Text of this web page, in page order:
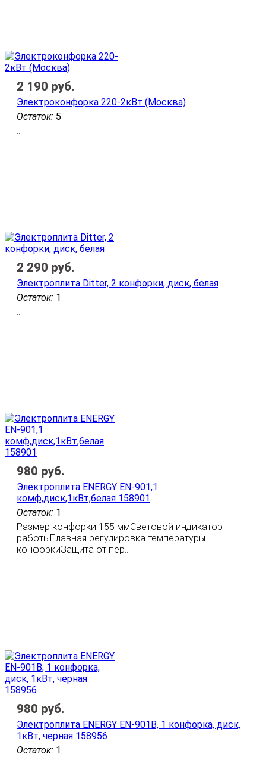
Остаток: 5
Электроконфорка 220-2кВт (Москва)
..
2 190 руб.
Остаток: 1
Электроплита Ditter, 2 конфорки, диск, белая
..
2 290 руб.
Остаток: 1
Электроплита ENERGY EN-901,1
комф,диск,1кВт,белая 158901
Размер конфорки 155 ммСветовой индикатор
работыПлавная регулировка температуры
конфоркиЗащита от пер..
980 руб.
Остаток: 1
Электроплита ENERGY EN-901B, 1 конфорка, диск,
1кВт, черная 158956
980 руб.